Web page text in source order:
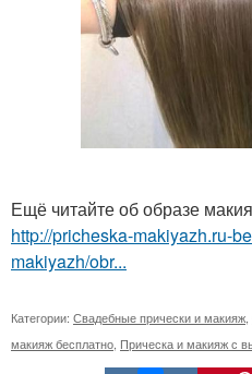
Ещё читайте об образе
http://pricheska-makiyazh.ru-
makiyazh/obr...
Категории: Свадебные прически и макияж
макияж бесплатно Прическа и макияж с